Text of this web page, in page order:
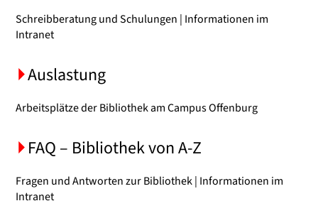
Schreibberatung und Schulungen | Informationen im
Intranet
Auslastung
Arbeitsplätze der Bibliothek am Campus Offenburg
FAQ – Bibliothek von A-Z
Fragen und Antworten zur Bibliothek | Informationen im
Intranet